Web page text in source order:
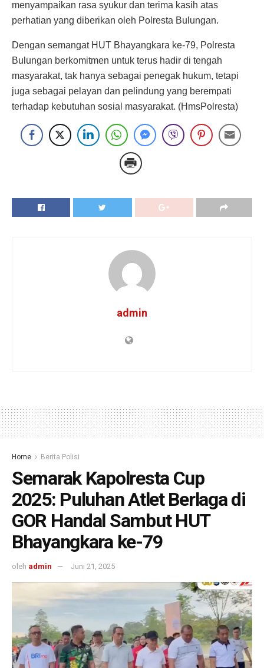
menyampaikan rasa syukur dan terima kasih atas
perhatian yang diberikan oleh Polresta Bulungan.
Dengan semangat HUT Bhayangkara ke-79, Polresta
Bulungan berkomitmen untuk terus hadir di tengah
masyarakat, tak hanya sebagai penegak hukum, tetapi
juga sebagai pelayan dan pelindung yang berempati
terhadap kebutuhan sosial masyarakat. (HmsPolresta)
admin
Home Berita Polisi
Semarak Kapolresta Cup
2025: Puluhan Atlet Berlaga di
GOR Handal Sambut HUT
Bhayangkara ke-79
oleh admin Juni 21, 2025